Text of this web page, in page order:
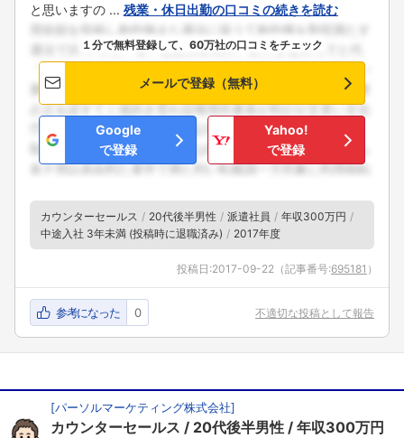
と思いますの ... 残業・休日出勤の口コミの続きを読む
１分で無料登録して、60万社の口コミをチェック
メールで登録（無料）
Google
で登録
Yahoo!
で登録
カウンターセールス 20代後半男性 派遣社員
年収300万円
中途入社 3年未満 (投稿時に退職済み)
2017年度
投稿日:2017-09-22 （記事番号:695181 ）
参考になった 0 不適切な投稿として報告
[パーソルマーケティング株式会社]
カウンターセールス 20代後半男性
年収300万円